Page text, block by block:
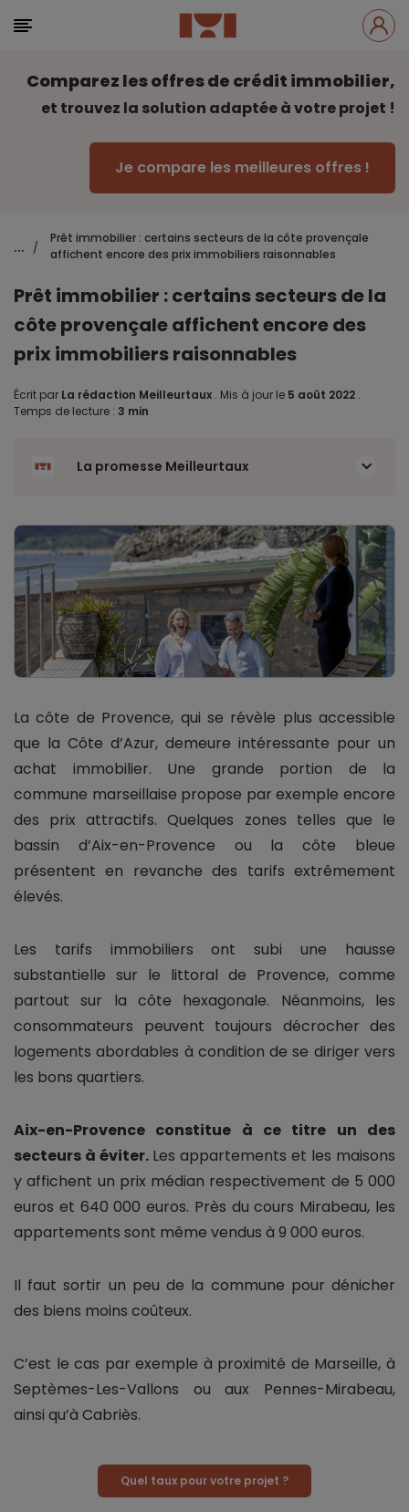
Comparez les offres de crédit immobilier,
et trouvez la solution adaptée à votre projet !
Je compare les meilleures offres !
... /
Prêt immobilier : certains secteurs de la côte provençale
affichent encore des prix immobiliers raisonnables
Prêt immobilier : certains secteurs de la
côte provençale affichent encore des
prix immobiliers raisonnables
Écrit par La rédaction Meilleurtaux . Mis à jour le 5 août 2022 .
Temps de lecture : 3 min
La promesse Meilleurtaux
La côte de Provence, qui se révèle plus accessible
que la Côte d’Azur, demeure intéressante pour un
achat immobilier. Une grande portion de la
commune marseillaise propose par exemple encore
des prix attractifs. Quelques zones telles que le
bassin d’Aix-en-Provence ou la côte bleue
présentent en revanche des tarifs extrêmement
élevés.
Les tarifs immobiliers ont subi une hausse
substantielle sur le littoral de Provence, comme
partout sur la côte hexagonale. Néanmoins, les
consommateurs peuvent toujours décrocher des
logements abordables à condition de se diriger vers
les bons quartiers.
Aix-en-Provence constitue à ce titre un des
secteurs à éviter. Les appartements et les maisons
y affichent un prix médian respectivement de 5 000
euros et 640 000 euros. Près du cours Mirabeau, les
appartements sont même vendus à 9 000 euros.
Il faut sortir un peu de la commune pour dénicher
des biens moins coûteux.
C’est le cas par exemple à proximité de Marseille, à
Septèmes-Les-Vallons ou aux Pennes-Mirabeau,
ainsi qu’à Cabriès.
Quel taux pour votre projet ?